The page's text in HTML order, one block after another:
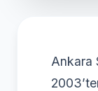
Ankara